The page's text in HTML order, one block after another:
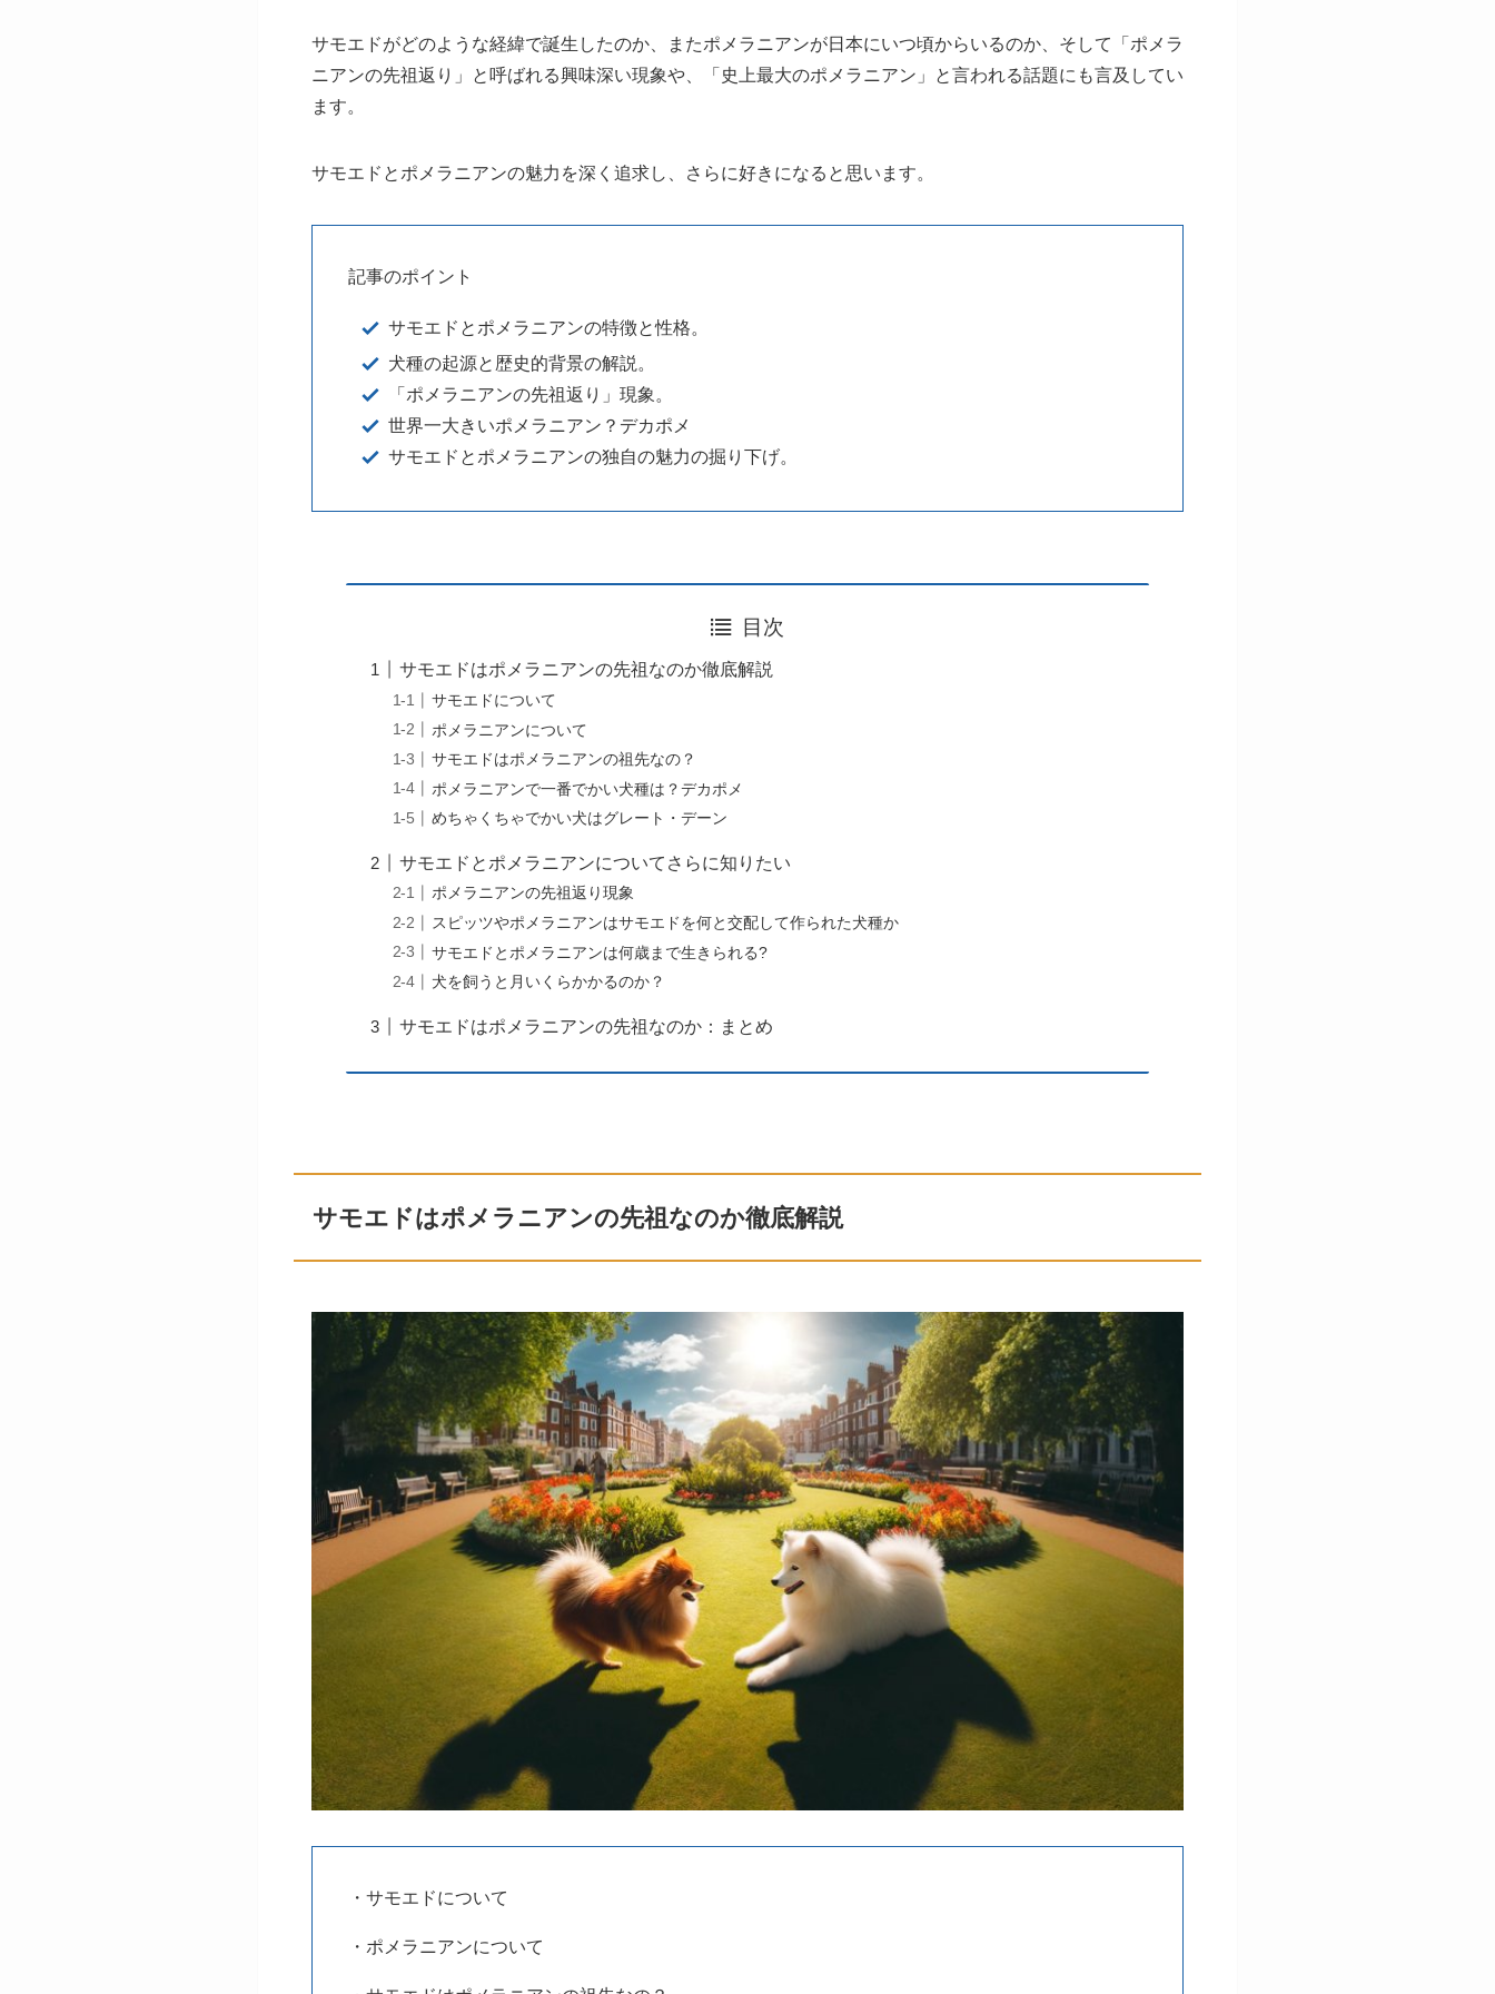
サモエドがどのような経緯で誕生したのか、またポメラニアンが日本にいつ頃からいるのか、そして「ポメラ
ニアンの先祖返り」と呼ばれる興味深い現象や、「史上最大のポメラニアン」と言われる話題にも言及してい
ます。
サモエドとポメラニアンの魅力を深く追求し、さらに好きになると思います。
記事のポイント
サモエドとポメラニアンの特徴と性格。
犬種の起源と歴史的背景の解説。
「ポメラニアンの先祖返り」現象。
世界一大きいポメラニアン？デカポメ
サモエドとポメラニアンの独自の魅力の掘り下げ。
目次
サモエドはポメラニアンの先祖なのか徹底解説
サモエドについて
ポメラニアンについて
サモエドはポメラニアンの祖先なの？
ポメラニアンで一番でかい犬種は？デカポメ
めちゃくちゃでかい犬はグレート・デーン
サモエドとポメラニアンについてさらに知りたい
ポメラニアンの先祖返り現象
スピッツやポメラニアンはサモエドを何と交配して作られた犬種か
サモエドとポメラニアンは何歳まで生きられる?
犬を飼うと月いくらかかるのか？
サモエドはポメラニアンの先祖なのか：まとめ
サモエドはポメラニアンの先祖なのか徹底解説
・サモエドについて
・ポメラニアンについて